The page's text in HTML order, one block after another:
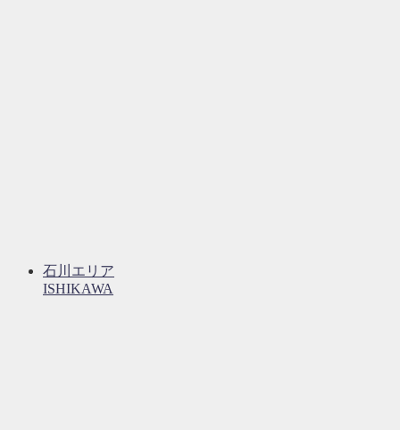
石川エリア
ISHIKAWA